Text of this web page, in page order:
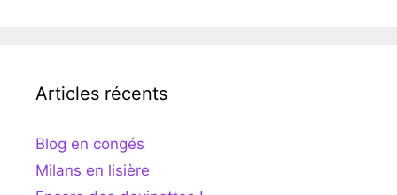
Articles récents
Blog en congés
Milans en lisière